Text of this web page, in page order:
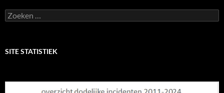
Zoeken
naar:
SITE STATISTIEK